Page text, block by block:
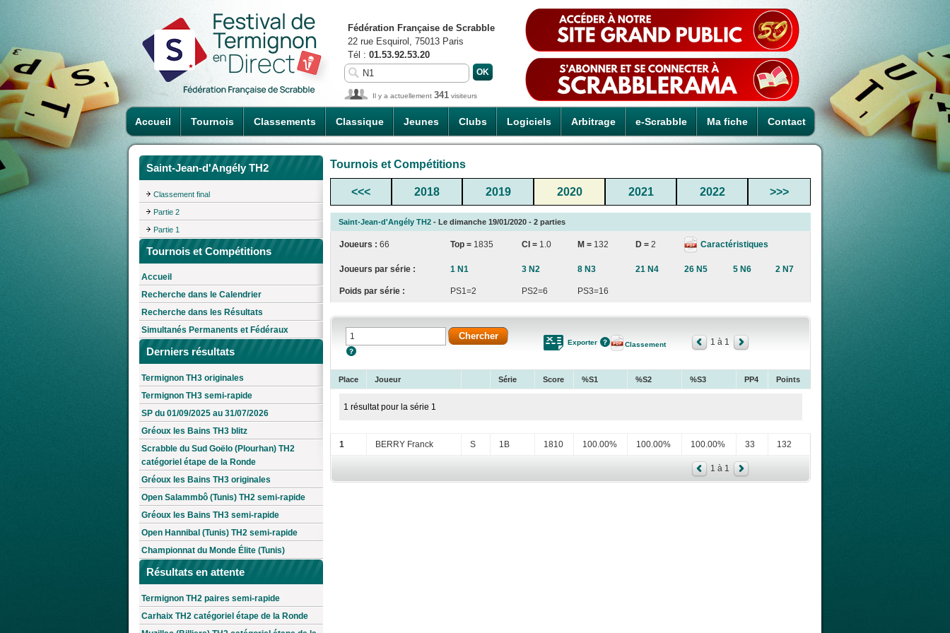
Accueil Tournois Classements Classique Jeunes Clubs Logiciels Arbitrage e-Scrabble Ma fiche Contact
Fédération Française de Scrabble
22 rue Esquirol, 75013 Paris
Tél : 01.53.92.53.20
Il y a actuellement 341 visiteurs
Saint-Jean-d'Angély TH2
Classement final
Partie 2
Partie 1
Tournois et Compétitions
Accueil
Recherche dans le Calendrier
Recherche dans les Résultats
Simultanés Permanents et Fédéraux
Derniers résultats
Termignon TH3 originales
Termignon TH3 semi-rapide
SP du 01/09/2025 au 31/07/2026
Gréoux les Bains TH3 blitz
Scrabble du Sud Goëlo (Plourhan) TH2
catégoriel étape de la Ronde
Gréoux les Bains TH3 originales
Open Salammbô (Tunis) TH2 semi-rapide
Gréoux les Bains TH3 semi-rapide
Open Hannibal (Tunis) TH2 semi-rapide
Championnat du Monde Élite (Tunis)
Résultats en attente
Termignon TH2 paires semi-rapide
Carhaix TH2 catégoriel étape de la Ronde
Tournois et Compétitions
<<< 2018 2019 2020 2021 2022 >>>
Saint-Jean-d'Angély TH2 - Le dimanche 19/01/2020 - 2 parties
Joueurs : 66 Top = 1835 CI = 1.0 M = 132 D = 2 Caractéristiques
Joueurs par série : 1 N1 3 N2 8 N3 21 N4 26 N5 5 N6 2 N7
Poids par série : PS1=2 PS2=6 PS3=16
Exporter Classement 1 à 1
Place Joueur Série Score %S1 %S2 %S3 PP4 Points
1 résultat pour la série 1
1 BERRY Franck S 1B 1810 100.00% 100.00% 100.00% 33 132
1 à 1